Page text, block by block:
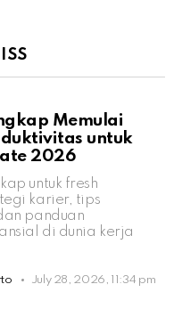
Memulai
untuk
2026
untuk fresh
karier, tips
panduan
di dunia kerja
July 28, 2026, 11:34 pm